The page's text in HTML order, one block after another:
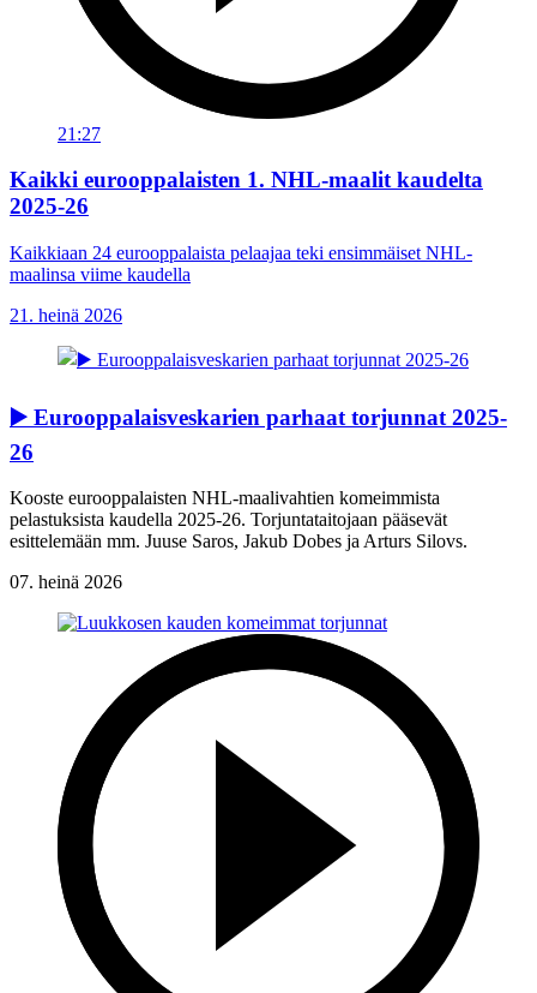
21:27
Kaikki eurooppalaisten 1. NHL-maalit kaudelta
2025-26
Kaikkiaan 24 eurooppalaista pelaajaa teki ensimmäiset NHL-
maalinsa viime kaudella
21. heinä 2026
▶️ Eurooppalaisveskarien parhaat torjunnat 2025-
26
Kooste eurooppalaisten NHL-maalivahtien komeimmista
pelastuksista kaudella 2025-26. Torjuntataitojaan pääsevät
esittelemään mm. Juuse Saros, Jakub Dobes ja Arturs Silovs.
07. heinä 2026